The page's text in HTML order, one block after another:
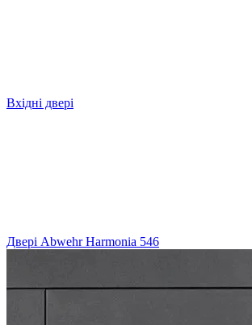
Вхідні двері
Двері Abwehr Harmonia 546